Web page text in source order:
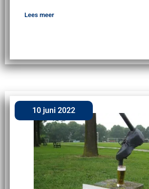
Lees meer
10 juni 2022